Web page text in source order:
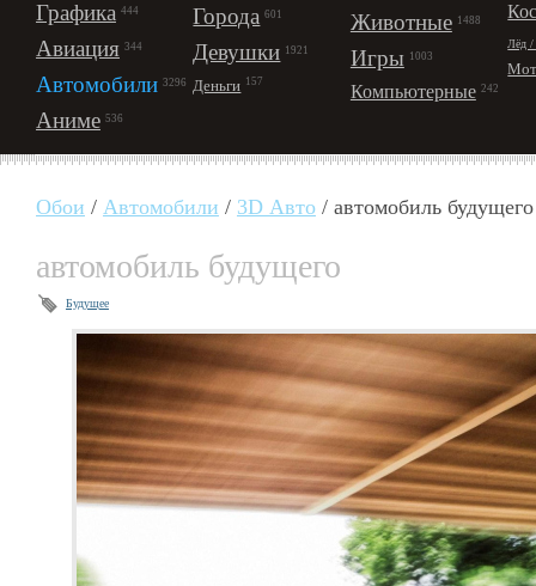
Графика 444
Авиация 344
Автомобили 3296
Аниме 536
Города 601
Девушки 1921
Деньги 157
Животные 1488
Игры 1003
Компьютерные 242
Лёд
Обои / Автомобили / 3D Авто / автомобиль будущего
автомобиль будущего
Будущее